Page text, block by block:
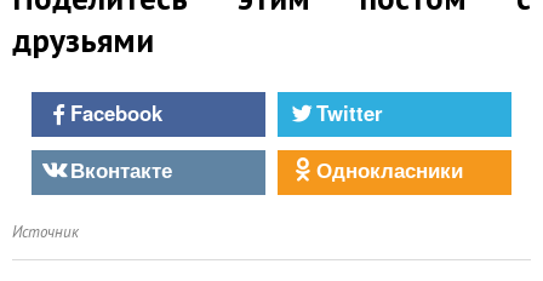
друзьями
Facebook
Twitter
Вконтакте
Однокласники
Источник